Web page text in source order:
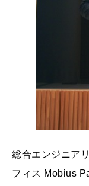
総合エンジニア
フィス Mobius